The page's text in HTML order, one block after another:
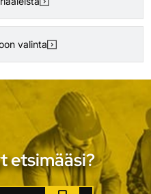
valinta
etsimääsi?